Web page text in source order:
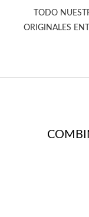
TODO
ORIGINALES